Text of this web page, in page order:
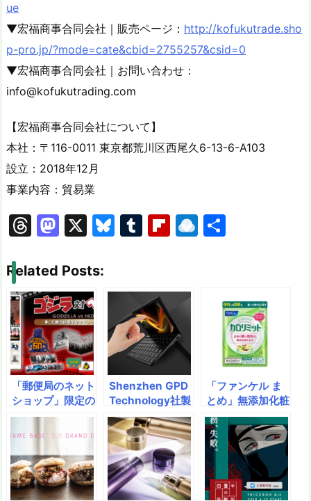
ue
▼宏福商事合同会社｜販売ページ： http://kofukutrade.sho
p-pro.jp/?mode=cate&cbid=2755257&csid=0
▼宏福商事合同会社｜お問い合わせ：
info@kofukutrading.com
【宏福商事合同会社について】
本社：〒116-0011 東京都荒川区西尾久6-13-6-A103
設立：2018年12月
事業内容：貿易業
T
e
a
d
s
M
st
o
d
o
n
X
Bl
s
k
y
T
bl
r
Fl
o
ar
d
R
Related Posts:
「郵便局のネット
ショップ」限定の
『ゴジラ対ヘド
ラ』公開50周年
売開始！
Shenzhen GPD
Technology社製
『GPD Pocket 2
Amber Black』
国内公式モデル販
売開始 ～Celero
n採用で6万円を
切るエントリーモ
「ファンケル ま
とめ」無添加化粧
品、健康食品・サ
プリメントの通販
ファンケルオンラ
イン・カロリミッ
ト ファンケル 約
90回分/1袋30日